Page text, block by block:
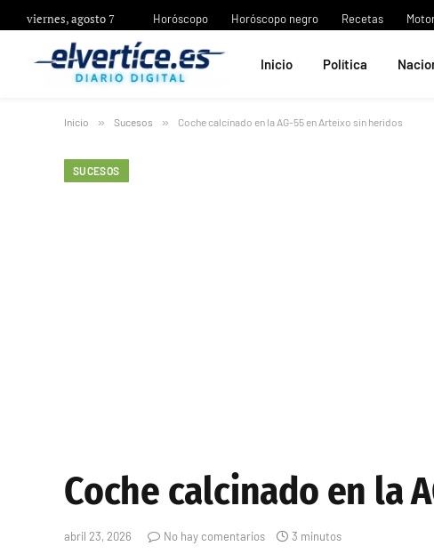
viernes, agosto 7 Horóscopo Horóscopo negro Recetas
Inicio Política
Inicio » Sucesos » Coche calcinado en la AG-55 en Arteixo sin heridos
SUCESOS
Coche calcinado en la
abril 23, 2026 No hay comentarios 3 minutos